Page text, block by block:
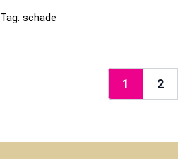
Tag: schade
1 2